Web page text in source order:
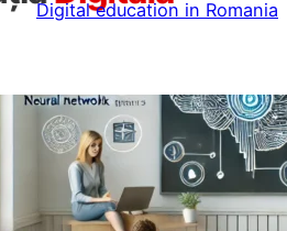
Digital education in Romania